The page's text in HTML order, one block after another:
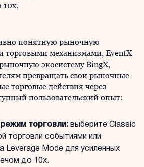
10x.
понятную рыночную
торговыми механизмами, EventX
экосистему BingX,
превращать свои рыночные
торговые действия через
пользовательский опыт:
режим торговли: выберите Classic
торговли событиями или
Leverage Mode для усиленных
до 10x.